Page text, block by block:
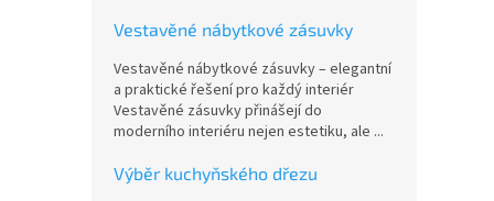
Vestavěné nábytkové zásuvky
Vestavěné nábytkové zásuvky – elegantní
a praktické řešení pro každý interiér
Vestavěné zásuvky přinášejí do
moderního interiéru nejen estetiku, ale ...
Výběr kuchyňského dřezu